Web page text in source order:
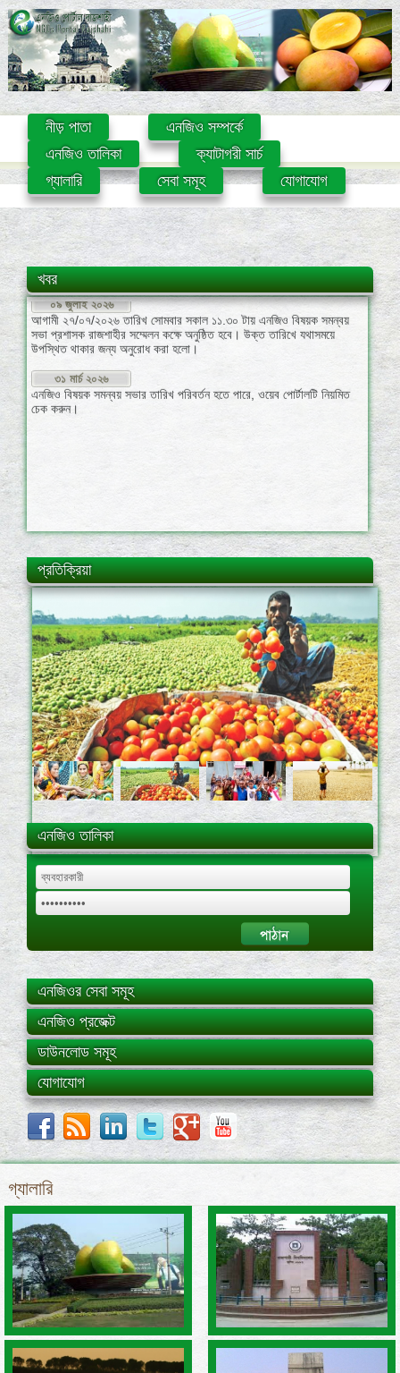
নীড় পাতা
এনজিও সম্পর্কে
এনজিও তালিকা
ক্যাটাগরী সার্চ
গ্যালারি
সেবা সমূহ যোগাযোগ
খবর
০৯ জুলাই ২০২৬
আগামী ২৭/০৭/২০২৬ তারিখ সোমবার সকাল ১১.৩০ টায় এনজিও বিষয়ক সমন্বয়
সভা প্রশাসক রাজশাহীর সম্মেলন কক্ষে অনুষ্ঠিত হবে। উক্ত তারিখে যথাসময়ে
উপস্থিত থাকার জন্য অনুরোধ করা হলো।
৩১ মার্চ ২০২৬
এনজিও বিষয়ক সমন্বয় সভার তারিখ পরিবর্তন হতে পারে, ওয়েব পোর্টালটি নিয়মিত
চেক করুন।
প্রতিক্রিয়া
এনজিও তালিকা
এনজিওর সেবা সমূহ
এনজিও প্রজেক্ট
ডাউনলোড সমূহ
যোগাযোগ
গ্যালারি